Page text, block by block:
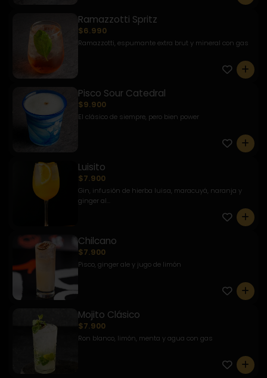
Ramazzotti Spritz
$6.990
Ramazzotti, espumante extra brut y mineral con gas
0
Pisco Sour Catedral
$9.900
El clásico de siempre, pero bien power
0
Luisito
$7.900
Gin, infusión de hierba luisa, maracuyá, naranja y
ginger al...
0
Chilcano
$7.900
Pisco, ginger ale y jugo de limón
0
Mojito Clásico
$7.900
Ron blanco, limón, menta y agua con gas
0